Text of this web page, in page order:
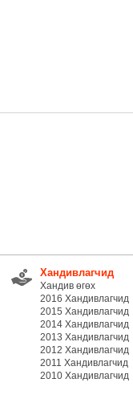
Хандивлагчид
Хандив өгөх
2016 Хандивлагчид
2015 Хандивлагчид
2014 Хандивлагчид
2013 Хандивлагчид
2012 Хандивлагчид
2011 Хандивлагчид
2010 Хандивлагчид